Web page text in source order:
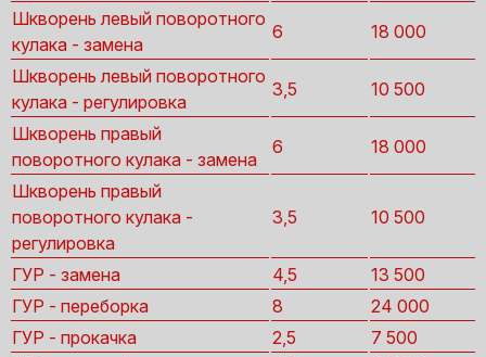
Шкворень левый поворотного
кулака - замена
6 18 000
Шкворень левый поворотного
кулака - регулировка
3,5 10 500
Шкворень правый
поворотного кулака - замена
6 18 000
Шкворень правый
поворотного кулака -
регулировка
3,5 10 500
ГУР - замена 4,5
13 500
ГУР - переборка
8
24 000
ГУР - прокачка
2,5
7 500